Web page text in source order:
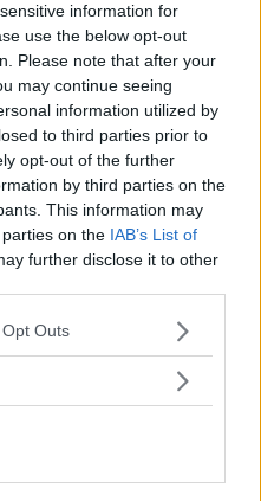
information for
use the below opt-out
Please note that after your
may continue seeing
information utilized by
to third parties prior to
opt-out of the further
by third parties on the
This information may
on the IAB’s List of
further disclose it to other
uses one or more Google
You may click to
purposes in below Google
Outs
per stati
per stati di WhatsApp:
contatti utilizzando